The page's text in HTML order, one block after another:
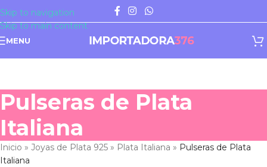
Skip to navigation
Skip to main content
MENU
Pulseras de Plata
Italiana
Inicio » Joyas de Plata 925 » Plata Italiana » Pulseras de Plata
Italiana